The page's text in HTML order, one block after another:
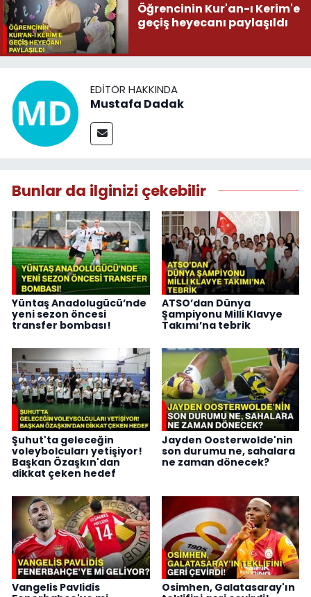
Öğrencinin Kur'an-ı Kerim'e
geçiş heyecanı paylaşıldı
EDITÖR HAKKINDA
Mustafa Dadak
Bunlar da ilginizi çekebilir
Yüntaş Anadolugücü’nde
yeni sezon öncesi
transfer bombası!
ATSO’dan Dünya
Şampiyonu Milli Klavye
Takımı’na tebrik
Şuhut'ta geleceğin
voleybolcuları yetişiyor!
Başkan Özaşkın'dan
dikkat çeken hedef
Jayden Oosterwolde'nin
son durumu ne, sahalara
ne zaman dönecek?
Vangelis Pavlidis
Osimhen, Galatasaray'ın